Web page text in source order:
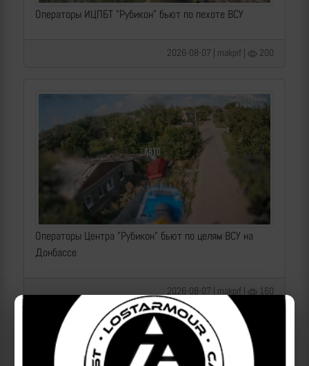
Операторы ИЦПБТ "Рубикон" бьют по пехоте ВСУ
2026-08-07 | makpif | 200
Операторы Центра "Рубикон" бьют по целям ВСУ на
Донбассе
2026-08-07 | makpif | 160